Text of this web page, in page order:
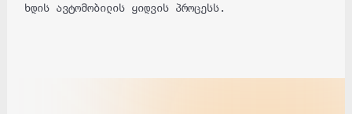
ხდის ავტომობილის ყიდვის პროცესს.